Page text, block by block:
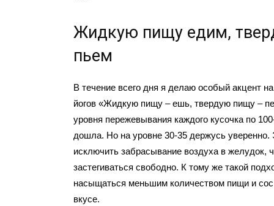
Жидкую пищу едим,
пьем
В течение всего дня я делаю особый акцент
йогов «Жидкую пищу – ешь, твердую пищу –
уровня пережевывания каждого кусочка по
дошла. Но на уровне 30-35 держусь уверенно.
исключить забрасывание воздуха в желудок,
застегиваться свободно. К тому же такой
насыщаться меньшим количеством пищи и
вкусе.